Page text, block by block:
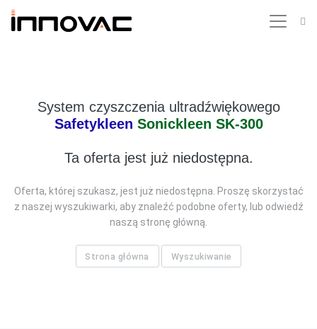
System czyszczenia ultradźwiękowego
Safetykleen Sonickleen SK-300
Ta oferta jest już niedostępna.
Oferta, której szukasz, jest już niedostępna. Proszę skorzystać
z naszej wyszukiwarki, aby znaleźć podobne oferty, lub odwiedź
naszą stronę główną.
Strona główna Wyszukiwanie